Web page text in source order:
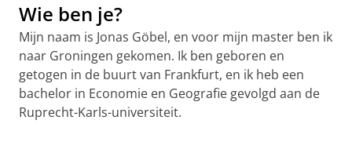
Wie ben je?
Mijn naam is Jonas Göbel, en voor mijn master ben ik
naar Groningen gekomen. Ik ben geboren en
getogen in de buurt van Frankfurt, en ik heb een
bachelor in Economie en Geografie gevolgd aan de
Ruprecht-Karls-universiteit.